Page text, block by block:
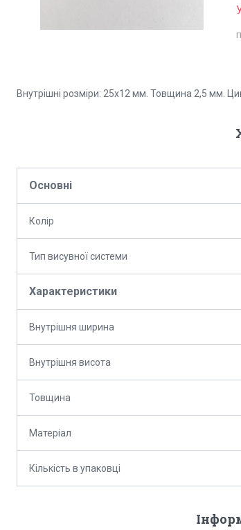
Внутрішні розміри: 25х12 мм. Товщина 2,5 мм.
Основні
Колір
Тип висувної системи
Характеристики
Внутрішня ширина
Внутрішня висота
Товщина
Матеріал
Кількість в упаковці